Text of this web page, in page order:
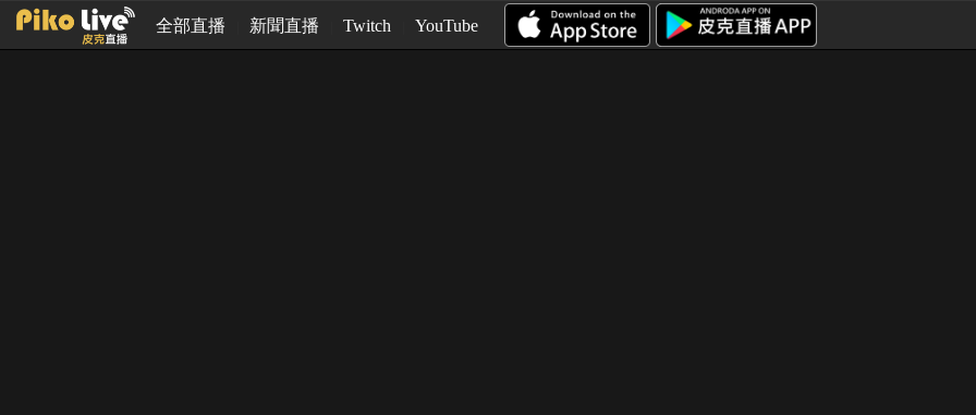
全部直播 新聞直播 Twitch YouTube